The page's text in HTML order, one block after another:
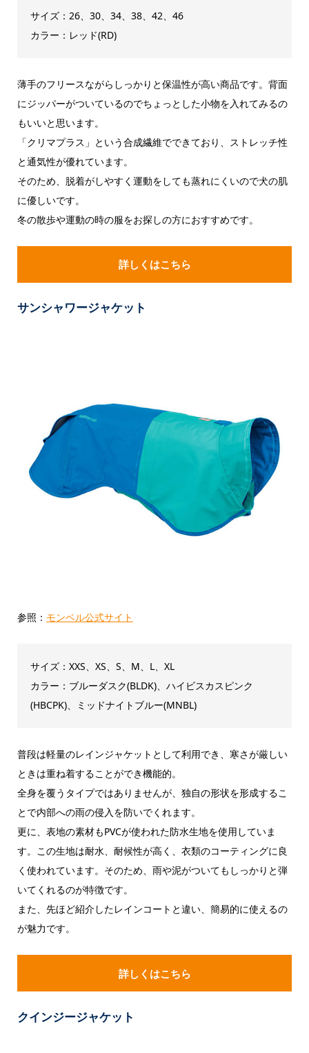
サイズ：26、30、34、38、42、46
カラー：レッド(RD)
薄手のフリースながらしっかりと保温性が高い商品です。背面
にジッパーがついているのでちょっとした小物を入れてみるの
もいいと思います。
「クリマプラス」という合成繊維でできており、ストレッチ性
と通気性が優れています。
そのため、脱着がしやすく運動をしても蒸れにくいので犬の肌
に優しいです。
冬の散歩や運動の時の服をお探しの方におすすめです。
詳しくはこちら
サンシャワージャケット
参照： モンベル公式サイト
サイズ：XXS、XS、S、M、L、XL
カラー：ブルーダスク(BLDK)、ハイビスカスピンク
(HBCPK)、ミッドナイトブルー(MNBL)
普段は軽量のレインジャケットとして利用でき、寒さが厳しい
ときは重ね着することができ機能的。
全身を覆うタイプではありませんが、独自の形状を形成するこ
とで内部への雨の侵入を防いでくれます。
更に、表地の素材もPVCが使われた防水生地を使用していま
す。この生地は耐水、耐候性が高く、衣類のコーティングに良
く使われています。そのため、雨や泥がついてもしっかりと弾
いてくれるのが特徴です。
また、先ほど紹介したレインコートと違い、簡易的に使えるの
が魅力です。
詳しくはこちら
クインジージャケット